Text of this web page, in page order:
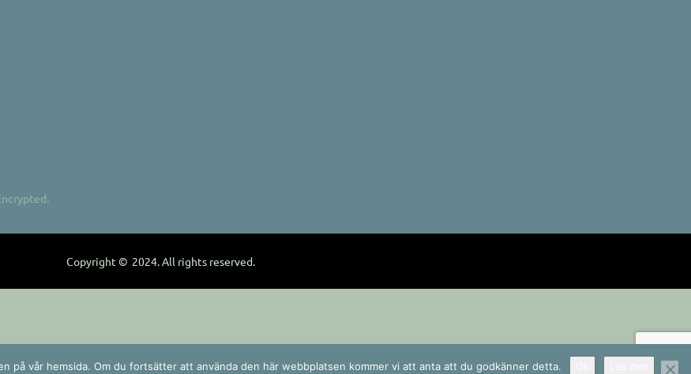
Copyright © 2024. All rights reserved.
på vår hemsida. Om du fortsätter att använda den här webbplatsen kommer vi att anta att du godkänner detta.